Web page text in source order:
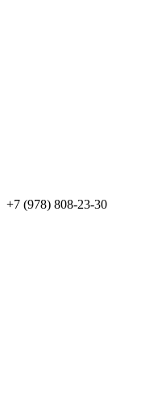
+7 (978) 808-23-30